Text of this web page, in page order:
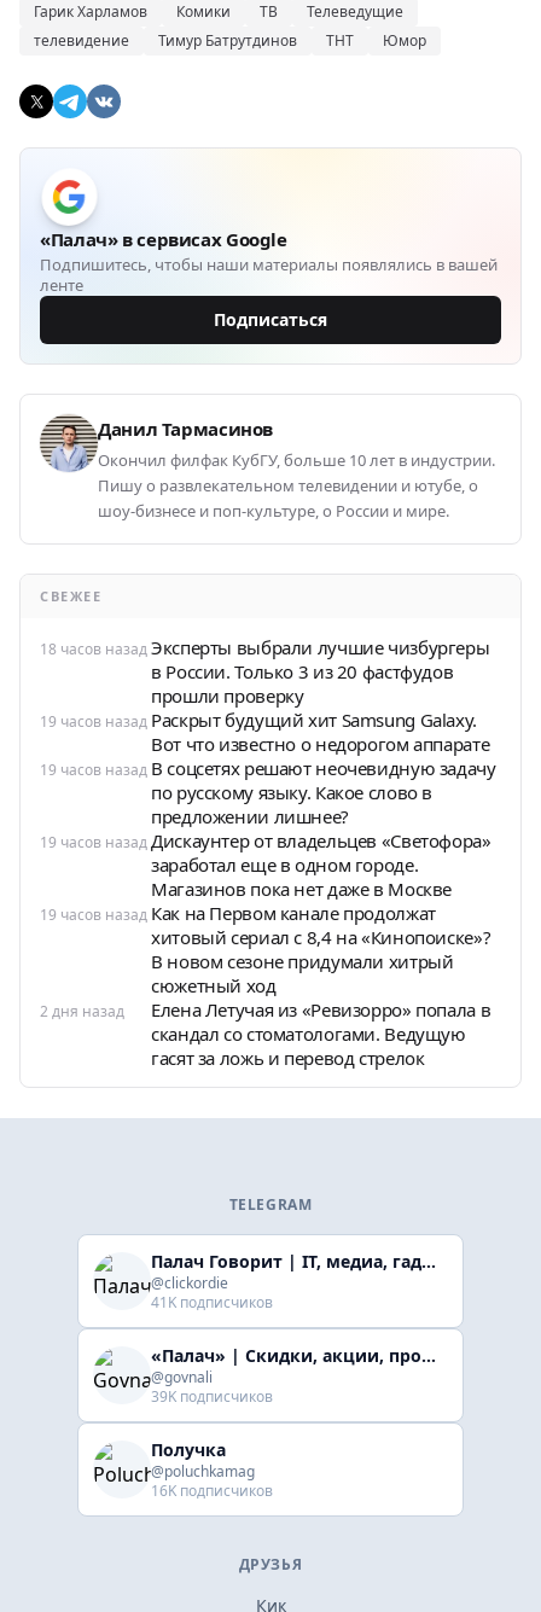
Гарик Харламов
Комики ТВ
Телеведущие
телевидение
Тимур Батрутдинов ТНТ Юмор
«Палач» в сервисах Google
Подпишитесь, чтобы наши материалы появлялись в вашей
ленте
Подписаться
Данил Тармасинов
Окончил филфак КубГУ, больше 10 лет в индустрии.
Пишу о развлекательном телевидении и ютубе, о
шоу-бизнесе и поп-культуре, о России и мире.
СВЕЖЕЕ
18 часов назадЭксперты выбрали лучшие чизбургеры
в России. Только 3 из 20 фастфудов
прошли проверку
19 часов назад Раскрыт будущий хит Samsung Galaxy.
Вот что известно о недорогом аппарате
19 часов назад В соцсетях решают неочевидную задачу
по русскому языку. Какое слово в
предложении лишнее?
19 часов назадДискаунтер от владельцев «Светофора»
заработал еще в одном городе.
Магазинов пока нет даже в Москве
19 часов назад Как на Первом канале продолжат
хитовый сериал с 8,4 на «Кинопоиске»?
В новом сезоне придумали хитрый
сюжетный ход
2 дня назад
Елена Летучая из «Ревизорро» попала в
скандал со стоматологами. Ведущую
гасят за ложь и перевод стрелок
TELEGRAM
Палач Говорит | IT, медиа, гaджеты, скидки
@clickordie
41K подписчиков
«Палач» | Скидки, акции, промокоды
@govnali
39K подписчиков
Получка
@poluchkamag
16K подписчиков
ДРУЗЬЯ
Кик